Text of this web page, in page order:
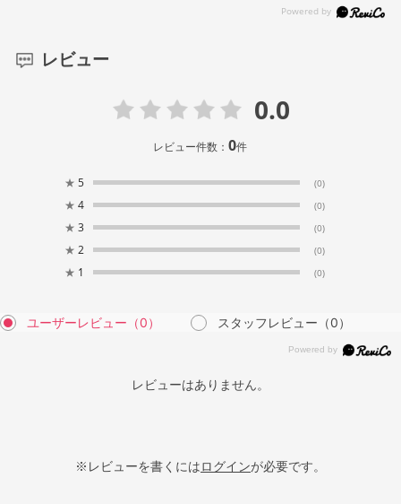
レビュー
0.0
レビュー件数：0件
★ 5 (0)
★ 4 (0)
★ 3 (0)
★ 2 (0)
★ 1 (0)
ユーザーレビュー （0） スタッフレビュー （0）
レビューはありません。
※レビューを書くにはログインが必要です。